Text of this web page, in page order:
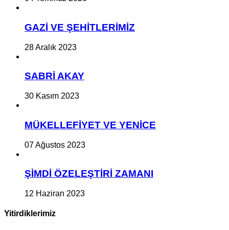
GAZİ VE ŞEHİTLERİMİZ
28 Aralık 2023
SABRİ AKAY
30 Kasım 2023
MÜKELLEFİYET VE YENİCE
07 Ağustos 2023
ŞİMDİ ÖZELEŞTİRİ ZAMANI
12 Haziran 2023
Yitirdiklerimiz